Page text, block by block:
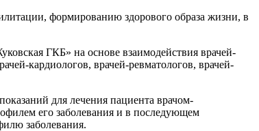
формированию здорового образа жизни, в
ГКБ» на основе взаимодействия врачей-
кардиологов, врачей-ревматологов, врачей-
для лечения пациента врачом-
его заболевания и в последующем
заболевания.